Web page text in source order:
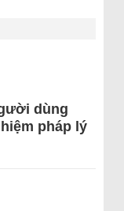
dùng
pháp lý